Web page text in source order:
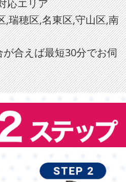
応エリア
,瑞穂区,名東区,守山区,南
合えば最短30分でお伺